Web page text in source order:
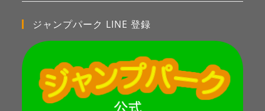
ジャンプパーク LINE 登録